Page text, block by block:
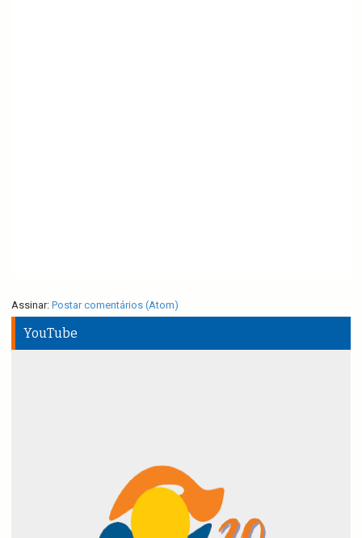
Assinar: Postar comentários (Atom)
YouTube